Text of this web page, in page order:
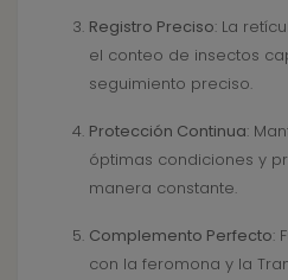
Registro Preciso: La
el conteo de insectos
seguimiento preciso.
Protección Continua:
óptimas condiciones y
manera constante.
Complemento Perfecto:
con la feromona y la